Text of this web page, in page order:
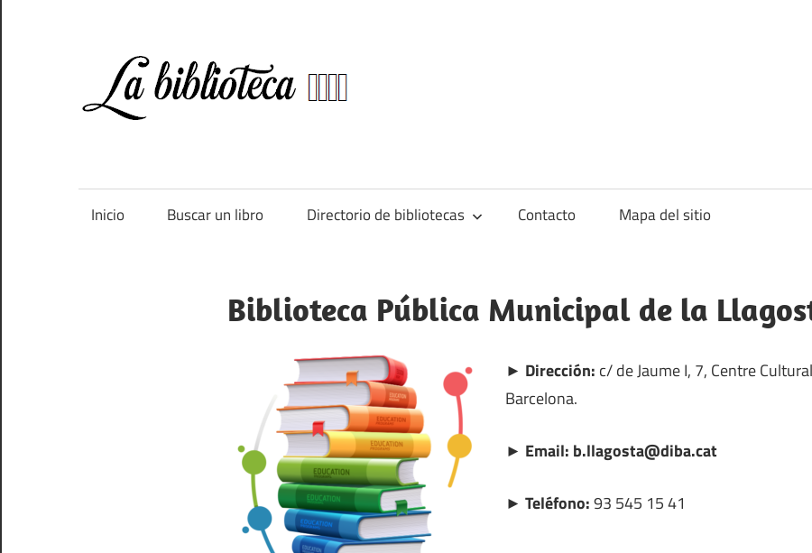
contenido
bibliotecas
deInicio Buscar un libro Directorio de bibliotecas Contacto Mapa del sitio
Biblioteca Pública Municipal de la
► Dirección: c/ de Jaume I, 7, Centre
Barcelona.
► Email: b.llagosta@diba.cat
► Teléfono:93 545 15 41